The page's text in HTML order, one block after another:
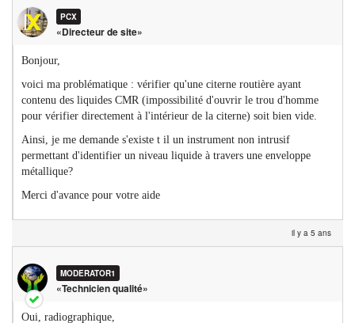
PCX
«Directeur de site»
Bonjour,
voici ma problématique : vérifier qu'une citerne routière ayant
contenu des liquides CMR (impossibilité d'ouvrir le trou d'homme
pour vérifier directement à l'intérieur de la citerne) soit bien vide.
Ainsi, je me demande s'existe t il un instrument non intrusif
permettant d'identifier un niveau liquide à travers une enveloppe
métallique?
Merci d'avance pour votre aide
il y a 5 ans
MODERATOR1
«Technicien qualité»
Oui, radiographique,